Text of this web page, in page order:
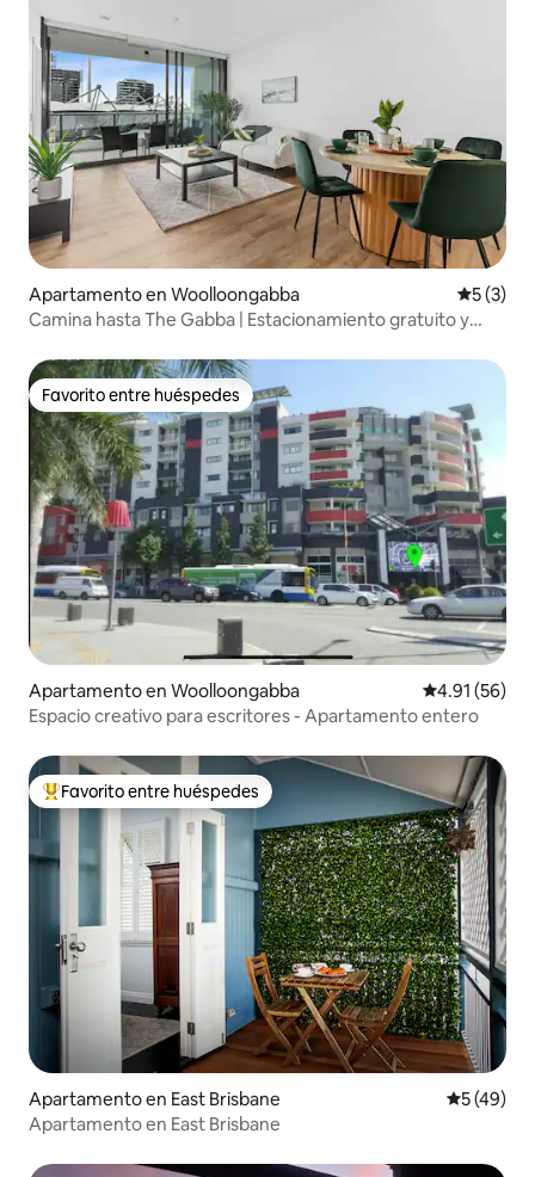
Apartamento en Woolloongabba
5 (3)
Camina hasta The Gabba | Estacionamiento gratuito y
Favorito entre huéspedes
Favorito entre huéspedes
Apartamento en Woolloongabba Calificación
4.91 (56)
Espacio creativo para escritores - Apartamento entero
Favorito entre huéspedes preferido
Favorito entre huéspedes
Apartamento en East Brisbane
5 (49)
Apartamento en East Brisbane